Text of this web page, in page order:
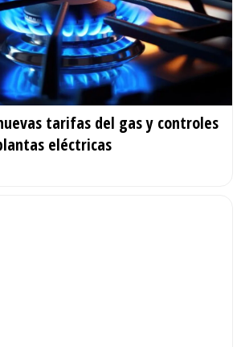
nuevas tarifas del gas y controles
eléctricas